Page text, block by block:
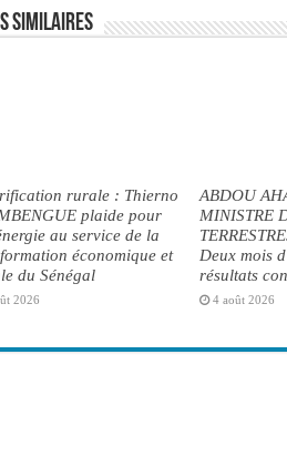
similaires
rurale : Thierno
plaide pour
au service de la
économique et
du Sénégal
2026
ABDOU
MINISTRE
Deux mois
résultats
4 août 2026